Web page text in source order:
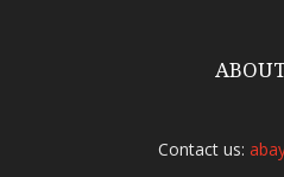
Contact us: